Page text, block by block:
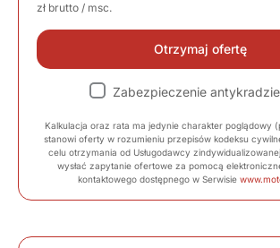
zł brutto / msc.
Otrzymaj ofertę
Zabezpieczenie
Kalkulacja oraz rata ma jedynie charakter poglądowy
stanowi oferty w rozumieniu przepisów kodeksu
celu otrzymania od Usługodawcy
wysłać zapytanie ofertowe za pomocą
kontaktowego dostępnego w Serwisie